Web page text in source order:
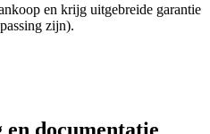
en krijg uitgebreide garantie
zijn).
documentatie